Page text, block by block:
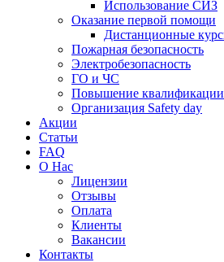
Использование СИЗ
Оказание первой помощи
Дистанционные
Пожарная безопасность
Электробезопасность
ГО и ЧС
Повышение
Организация Safety day
Акции
Статьи
FAQ
О Нас
Лицензии
Отзывы
Оплата
Клиенты
Вакансии
Контакты